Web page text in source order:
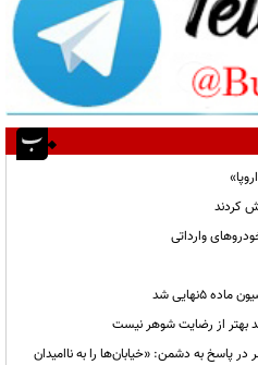
کردند
وارداتی
شد
بهتر از رضایت شوهر نیست
پاسخ به دشمن: «خیابان‌ها را به ناامیدان